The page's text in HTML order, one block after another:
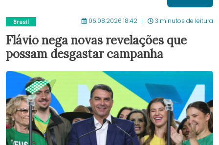
Brasil 06.08.2026 18:42 3 minutos de leitura
Flávio nega novas revelações que
possam desgastar campanha